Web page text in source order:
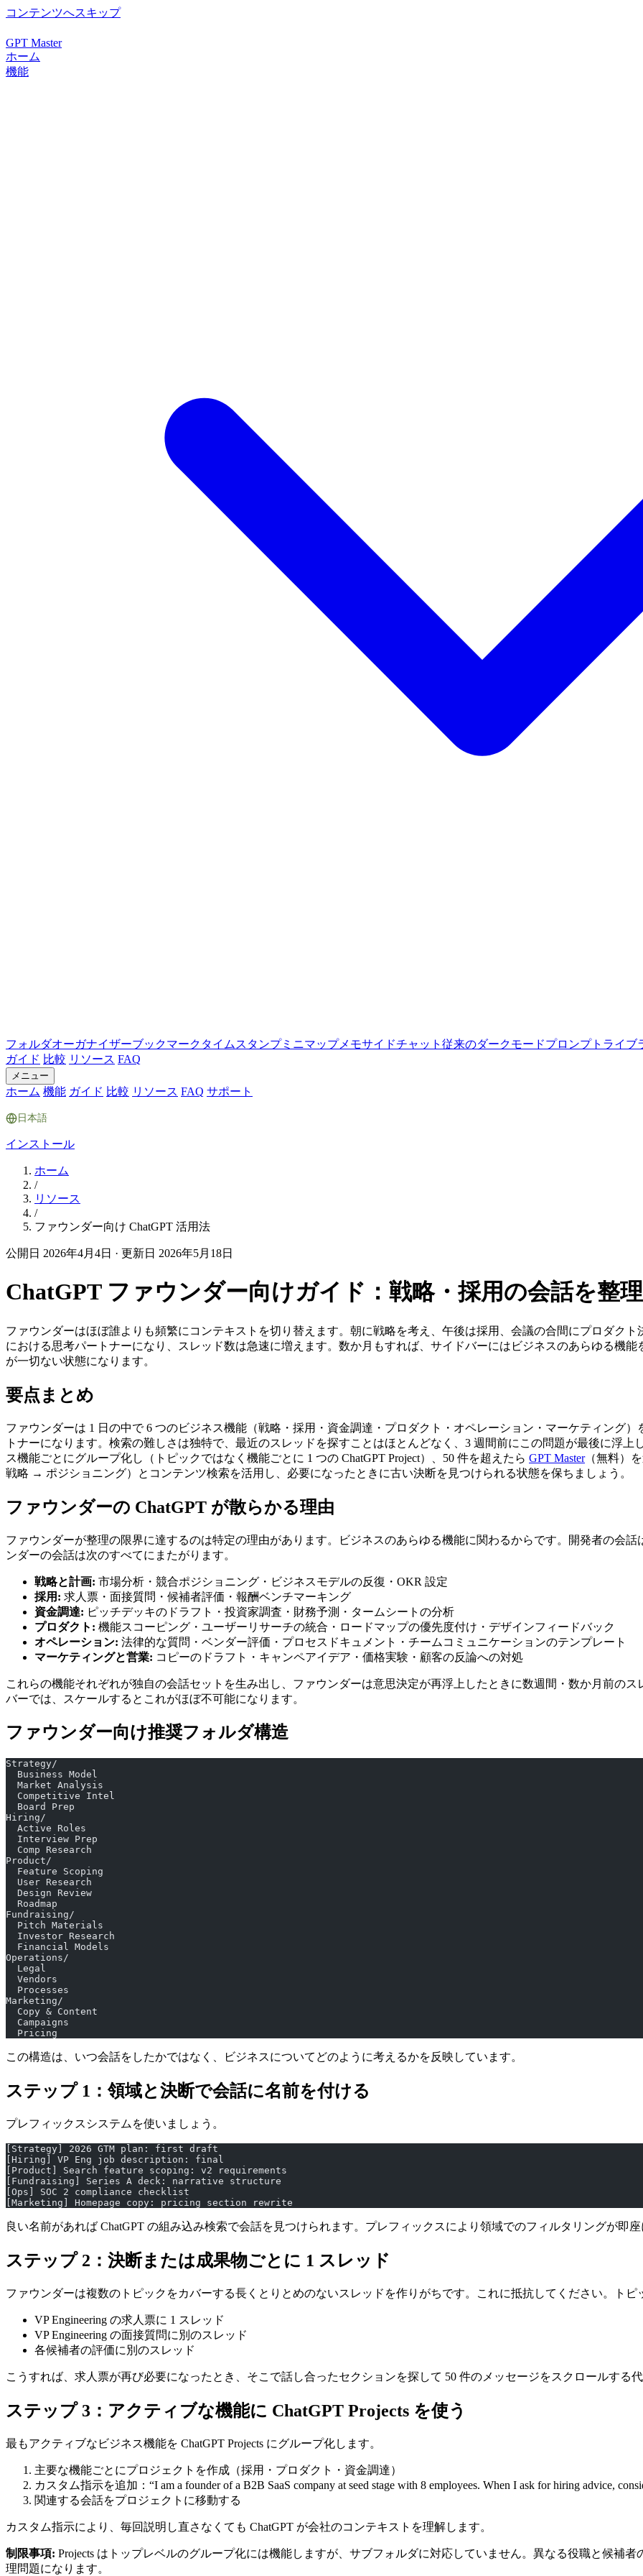
コンテンツへスキップ
GPT Master
ホーム
機能
フォルダオーガナイザーブックマーク タイムスタンプミニマップメモサイドチャット 従来のダークモードプロンプトライブ
ガイド 比較 リソース FAQ
メニュー
ホーム 機能 ガイド 比較 リソース FAQ サポート
日本語
インストール
ホーム
/
リソース
/
ファウンダー向け ChatGPT 活用法
公開日 2026年4月4日 · 更新日 2026年5月18日
ChatGPT ファウンダー向けガイド：戦略・採用の会話を整理
ファウンダーはほぼ誰よりも頻繁にコンテキストを切り替えます。朝に戦略を考え、午後は採用、会議の合間にプロダク
における思考パートナーになり、スレッド数は急速に増えます。数か月もすれば、サイドバーにはビジネスのあらゆる機
が一切ない状態になります。
要点まとめ
ファウンダーは 1 日の中で 6 つのビジネス機能（戦略・採用・資金調達・プロダクト・オペレーション・マーケティング
トナーになります。検索の難しさは独特で、最近のスレッドを探すことはほとんどなく、3 週間前にこの問題が最後に浮
ス機能ごとにグループ化し（トピックではなく機能ごとに 1 つの ChatGPT Project）、50 件を超えたら GPT Master（無料）
戦略 → ポジショニング）とコンテンツ検索を活用し、必要になったときに古い決断を見つけられる状態を保ちましょう。
ファウンダーの ChatGPT が散らかる理由
ファウンダーが整理の限界に達するのは特定の理由があります。ビジネスのあらゆる機能に関わるからです。開発者の会
ンダーの会話は次のすべてにまたがります。
戦略と計画: 市場分析・競合ポジショニング・ビジネスモデルの反復・OKR 設定
採用: 求人票・面接質問・候補者評価・報酬ベンチマーキング
資金調達: ピッチデッキのドラフト・投資家調査・財務予測・タームシートの分析
プロダクト: 機能スコーピング・ユーザーリサーチの統合・ロードマップの優先度付け・デザインフィードバック
オペレーション: 法律的な質問・ベンダー評価・プロセスドキュメント・チームコミュニケーションのテンプレート
マーケティングと営業: コピーのドラフト・キャンペアイデア・価格実験・顧客の反論への対処
これらの機能それぞれが独自の会話セットを生み出し、ファウンダーは意思決定が再浮上したときに数週間・数か月前の
バーでは、スケールするとこれがほぼ不可能になります。
ファウンダー向け推奨フォルダ構造
Strategy/
  Business Model
  Market Analysis
  Competitive Intel
  Board Prep
Hiring/
  Active Roles
  Interview Prep
  Comp Research
Product/
  Feature Scoping
  User Research
  Design Review
  Roadmap
Fundraising/
  Pitch Materials
  Investor Research
  Financial Models
Operations/
  Legal
  Vendors
  Processes
Marketing/
  Copy & Content
  Campaigns
  Pricing
この構造は、いつ会話をしたかではなく、ビジネスについてどのように考えるかを反映しています。
ステップ 1：領域と決断で会話に名前を付ける
プレフィックスシステムを使いましょう。
[Strategy] 2026 GTM plan: first draft
[Hiring] VP Eng job description: final
[Product] Search feature scoping: v2 requirements
[Fundraising] Series A deck: narrative structure
[Ops] SOC 2 compliance checklist
[Marketing] Homepage copy: pricing section rewrite
良い名前があれば ChatGPT の組み込み検索で会話を見つけられます。プレフィックスにより領域でのフィルタリングが即座
ステップ 2：決断または成果物ごとに 1 スレッド
ファウンダーは複数のトピックをカバーする長くとりとめのないスレッドを作りがちです。これに抵抗してください。トピ
VP Engineering の求人票に 1 スレッド
VP Engineering の面接質問に別のスレッド
各候補者の評価に別のスレッド
こうすれば、求人票が再び必要になったとき、そこで話し合ったセクションを探して 50 件のメッセージをスクロールする
ステップ 3：アクティブな機能に ChatGPT Projects を使う
最もアクティブなビジネス機能を ChatGPT Projects にグループ化します。
主要な機能ごとにプロジェクトを作成（採用・プロダクト・資金調達）
カスタム指示を追加：“I am a founder of a B2B SaaS company at seed stage with 8 employees. When I ask for hiring advice,
関連する会話をプロジェクトに移動する
カスタム指示により、毎回説明し直さなくても ChatGPT が会社のコンテキストを理解します。
制限事項: Projects はトップレベルのグループ化には機能しますが、サブフォルダに対応していません。異なる役職と候補
理問題になります。